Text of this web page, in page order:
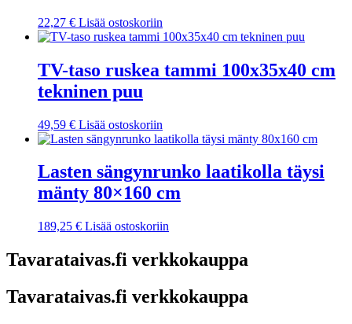
22,27 € Lisää ostoskoriin
TV-taso ruskea tammi 100x35x40 cm
tekninen puu
49,59 € Lisää ostoskoriin
Lasten sängynrunko laatikolla täysi
mänty 80×160 cm
189,25 € Lisää ostoskoriin
Tavarataivas.fi verkkokauppa
Tavarataivas.fi verkkokauppa